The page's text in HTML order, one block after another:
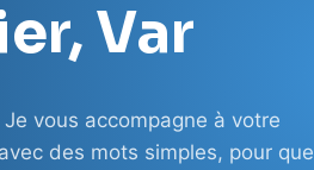
Var
vous accompagne à votre
des mots simples, pour que